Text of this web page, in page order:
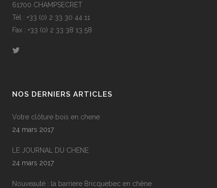
61700 CHAMPSECRET
Tél : +33 (0) 2 33 30 44 11
Fax : +33 (0) 2 33 38 13 58
NOS DERNIERS ARTICLES
Votre clôture bois en chene
24 mars 2017
LE JOURNAL DU CHENE
24 mars 2017
Nouveauté : la barriere Bricquebec en chêne